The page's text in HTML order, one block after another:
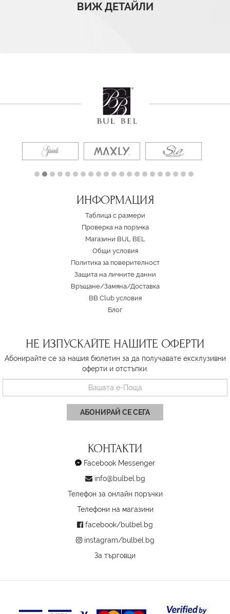
ВИЖ ДЕТАЙЛИ
ИНФОРМАЦИЯ
Таблица с размери
Проверка на поръчка
Магазини BUL BEL
Oбщи условия
Политика за поверителност
Защита на личните данни
Връщане/Замяна/Доставка
BB Club условия
Блог
НЕ ИЗПУСКАЙТЕ НАШИТЕ ОФЕРТИ
Абонирайте се за нашия бюлетин за да получавате ексклузивни
оферти и отстъпки.
АБОНИРАЙ СЕ СЕГА
КОНТАКТИ
Facebook Messenger
info@bulbel.bg
Телефон за онлайн поръчки
Телефони на магазини
facebook/bulbel.bg
instagram/bulbel.bg
За търговци